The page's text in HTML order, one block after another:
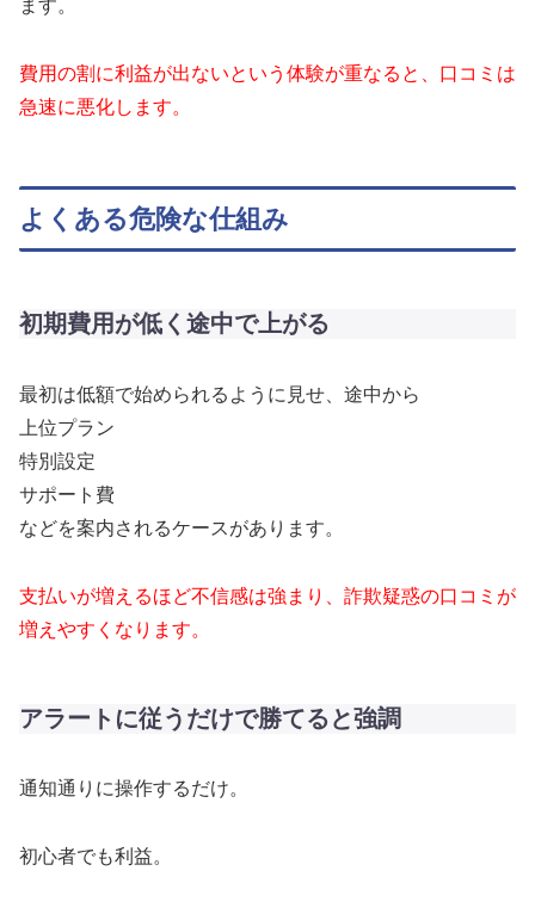
ます。
費用の割に利益が出ないという体験が重なると、口コミは
急速に悪化します。
よくある危険な仕組み
初期費用が低く途中で上がる
最初は低額で始められるように見せ、途中から
上位プラン
特別設定
サポート費
などを案内されるケースがあります。
支払いが増えるほど不信感は強まり、詐欺疑惑の口コミが
増えやすくなります。
アラートに従うだけで勝てると強調
通知通りに操作するだけ。
初心者でも利益。